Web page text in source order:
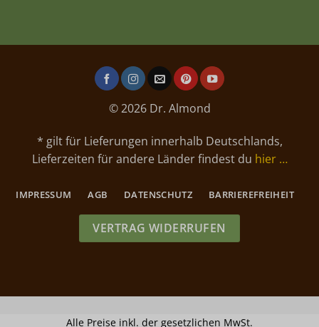
© 2026 Dr. Almond
* gilt für Lieferungen innerhalb Deutschlands,
Lieferzeiten für andere Länder findest du hier …
IMPRESSUM AGB DATENSCHUTZ BARRIEREFREIHEIT
VERTRAG WIDERRUFEN
Alle Preise inkl. der gesetzlichen MwSt.